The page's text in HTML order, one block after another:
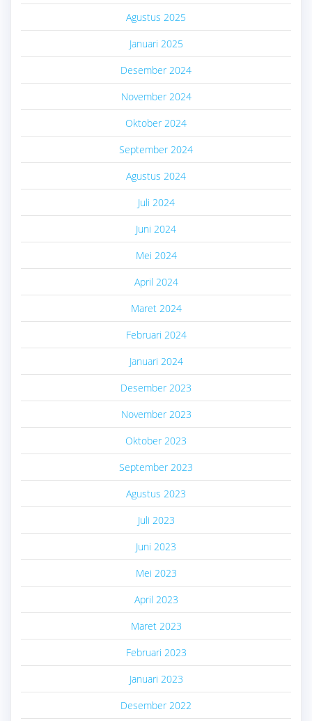
Agustus 2025
Januari 2025
Desember 2024
November 2024
Oktober 2024
September 2024
Agustus 2024
Juli 2024
Juni 2024
Mei 2024
April 2024
Maret 2024
Februari 2024
Januari 2024
Desember 2023
November 2023
Oktober 2023
September 2023
Agustus 2023
Juli 2023
Juni 2023
Mei 2023
April 2023
Maret 2023
Februari 2023
Januari 2023
Desember 2022